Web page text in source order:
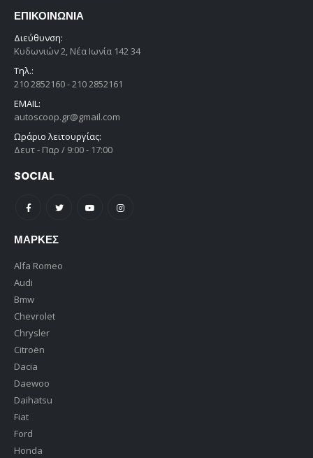
ΕΠΙΚΟΙΝΩΝΊΑ
Διεύθυνση:
Κυδωνιών 2, Νέα Ιωνία 142 34
Τηλ.:
210 2852160 - 210 2852161
EMAIL:
autoscoop.gr@gmail.com
Ωράριο λειτουργίας:
Δευτ - Παρ / 9:00 - 17:00
SOCIAL
ΜΆΡΚΕΣ
Alfa Romeo
Audi
Bmw
Chevrolet
Chrysler
Citroën
Dacia
Daewoo
Daihatsu
Fiat
Ford
Honda